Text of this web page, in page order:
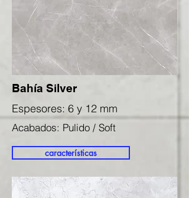
Bahía Silver
Espesores: 6 y 12 mm
Acabados: Pulido / Soft
características